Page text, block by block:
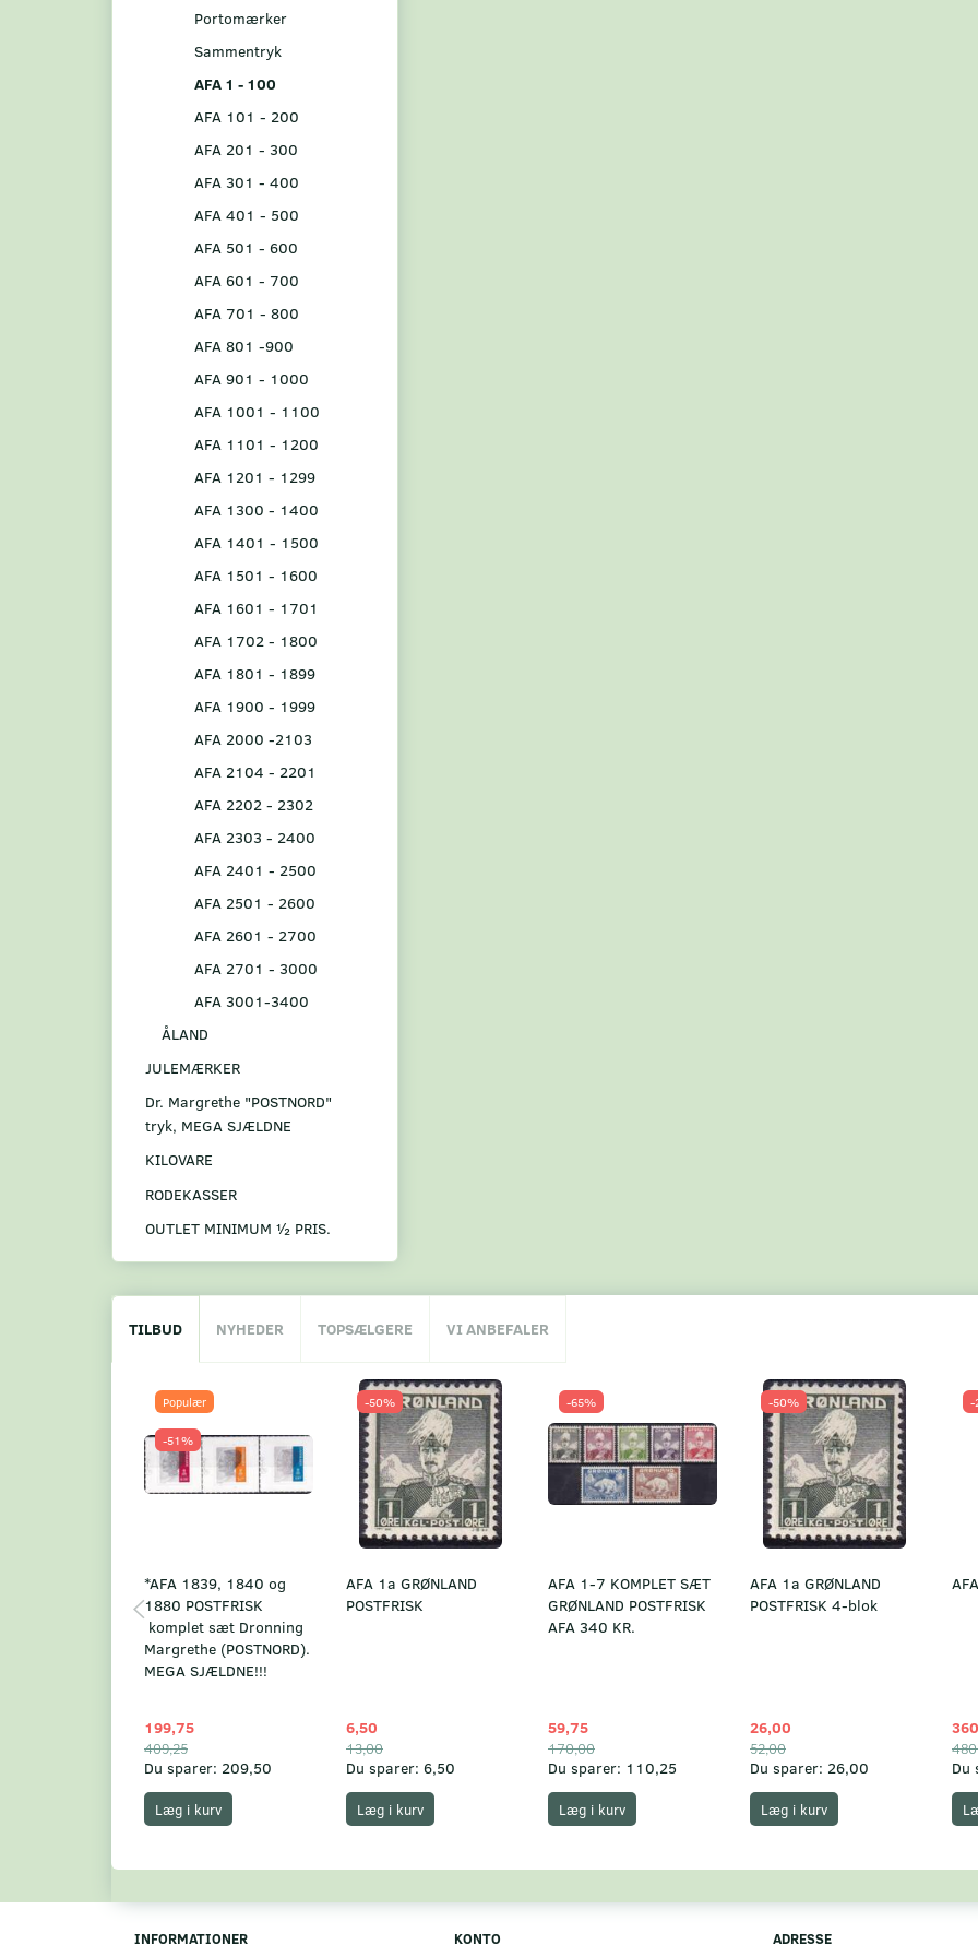
Portomærker
Sammentryk
AFA 1 - 100
AFA 101 - 200
AFA 201 - 300
AFA 301 - 400
AFA 401 - 500
AFA 501 - 600
AFA 601 - 700
AFA 701 - 800
AFA 801 -900
AFA 901 - 1000
AFA 1001 - 1100
AFA 1101 - 1200
AFA 1201 - 1299
AFA 1300 - 1400
AFA 1401 - 1500
AFA 1501 - 1600
AFA 1601 - 1701
AFA 1702 - 1800
AFA 1801 - 1899
AFA 1900 - 1999
AFA 2000 -2103
AFA 2104 - 2201
AFA 2202 - 2302
AFA 2303 - 2400
AFA 2401 - 2500
AFA 2501 - 2600
AFA 2601 - 2700
AFA 2701 - 3000
AFA 3001-3400
ÅLAND
JULEMÆRKER
Dr. Margrethe "POSTNORD"
tryk, MEGA SJÆLDNE
KILOVARE
RODEKASSER
OUTLET MINIMUM ½ PRIS.
TILBUD NYHEDER TOPSÆLGERE VI ANBEFALER
Populær
-51%
*AFA 1839, 1840 og
1880 POSTFRISK
komplet sæt Dronning
Margrethe (POSTNORD).
MEGA SJÆLDNE!!!
199,75
409,25
Du sparer: 209,50
Læg i kurv
-50%
AFA 1a GRØNLAND
POSTFRISK
6,50
13,00
Du sparer: 6,50
Læg i kurv
-65%
AFA 1-7 KOMPLET SÆT
GRØNLAND POSTFRISK
AFA 340 KR.
59,75
170,00
Du sparer: 110,25
Læg i kurv
-50%
AFA 1a GRØNLAND
POSTFRISK 4-blok
26,00
52,00
Du sparer: 26,00
Læg i kurv
-
Du
INFORMATIONER KONTO ADRESSE